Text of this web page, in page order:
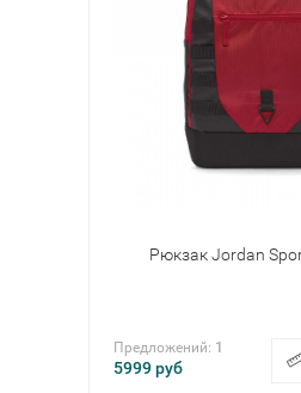
Рюкзак Jordan
Предложений: 1
5999руб